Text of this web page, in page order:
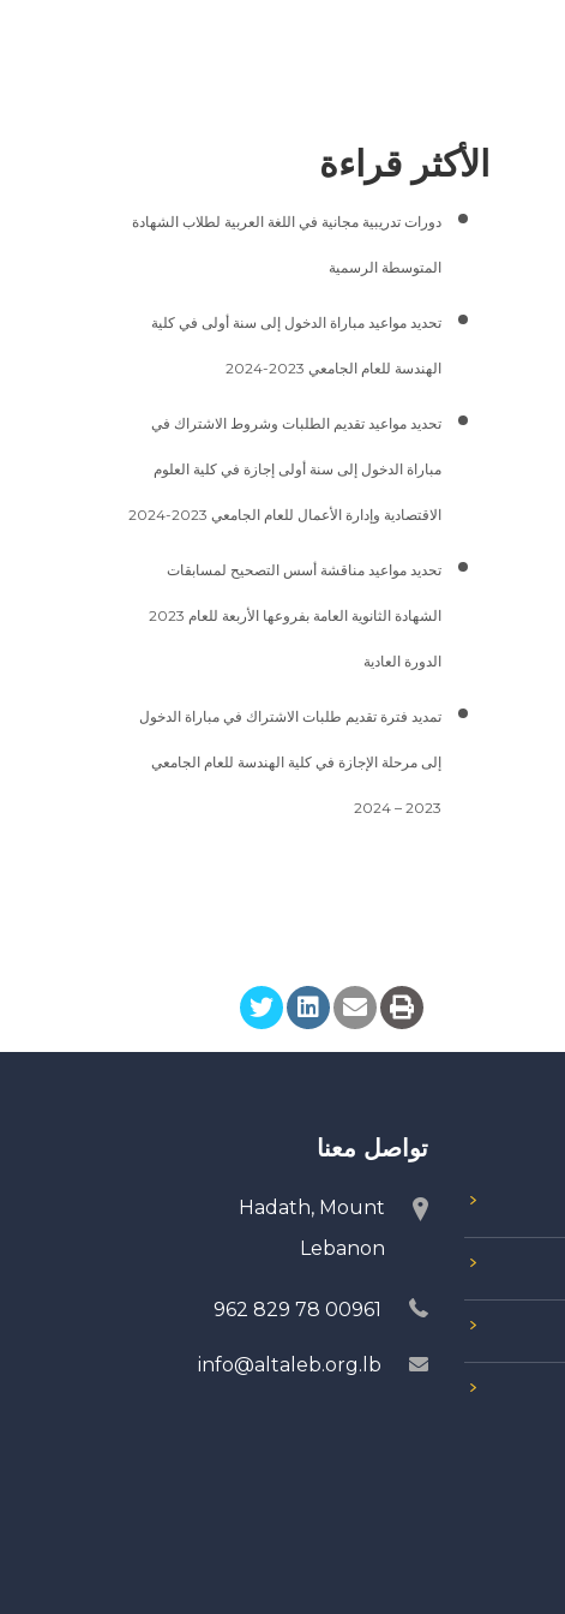
الأكثر قراءة
دورات تدريبية مجانية في اللغة العربية لطلاب الشهادة
المتوسطة الرسمية
تحديد مواعيد مباراة الدخول إلى سنة أولى في كلية
الهندسة للعام الجامعي 2023-2024
تحديد مواعيد تقديم الطلبات وشروط الاشتراك في
مباراة الدخول إلى سنة أولى إجازة في كلية العلوم
الاقتصادية وإدارة الأعمال للعام الجامعي 2023-2024
تحديد مواعيد مناقشة أسس التصحيح لمسابقات
الشهادة الثانوية العامة بفروعها الأربعة للعام 2023
الدورة العادية
تمديد فترة تقديم طلبات الاشتراك في مباراة الدخول
إلى مرحلة الإجازة في كلية الهندسة للعام الجامعي
2023 – 2024
تواصل معنا
Hadath, Mount
Lebanon
00961 78 829 962
info@altaleb.org.lb